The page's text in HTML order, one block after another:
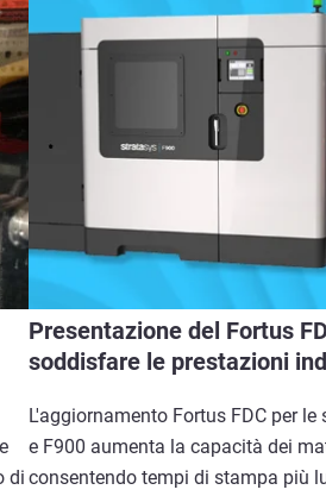
di
Presentazione del Fortus
soddisfare le prestazioni
L'aggiornamento Fortus FDC per
e F900 aumenta la capacità dei
consentendo tempi di stampa più